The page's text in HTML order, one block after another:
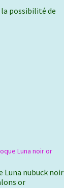
possibilité de
Luna nubuck noir
or